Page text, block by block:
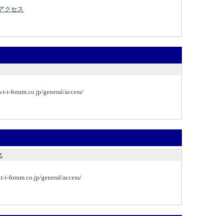
クセス
i-forum.co.jp/general/access/
forum.co.jp/general/access/